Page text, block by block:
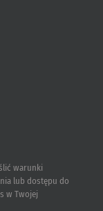
warunki
lub dostępu do
w Twojej